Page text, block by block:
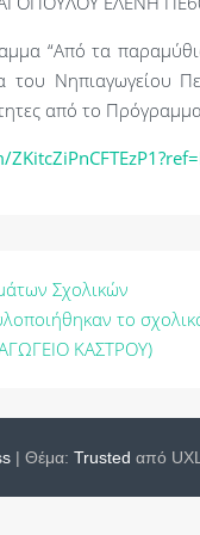
“Από τα
Νηπιαγωγείου
από το
Σχολικών
το
ΚΑΣΤΡΟΥ)
| Θέμα: Trusted από